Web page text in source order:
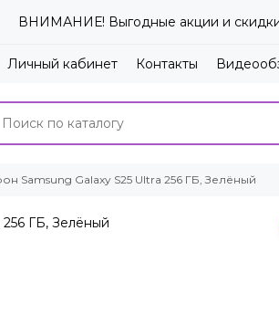
ВНИМАНИЕ! Выгодные акции и скидки,
Личный кабинет Контакты
Samsung Galaxy S25 Ultra 256 ГБ, Зелёный